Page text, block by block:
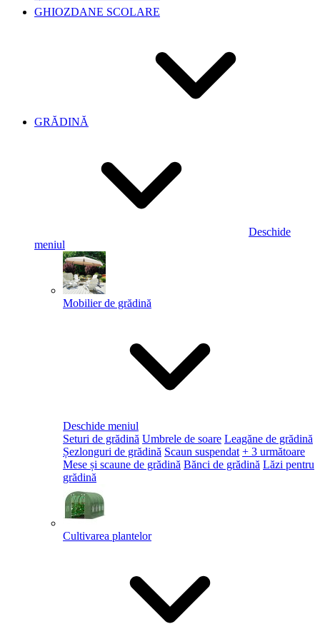
GHIOZDANE SCOLARE
GRĂDINĂ
Deschide
meniul
Mobilier de grădină
Deschide meniul
Seturi de grădină Umbrele de soare Leagăne de grădină
Șezlonguri de grădină Scaun suspendat + 3 următoare
Mese și scaune de grădină Bănci de grădină Lăzi pentru
grădină
Cultivarea plantelor